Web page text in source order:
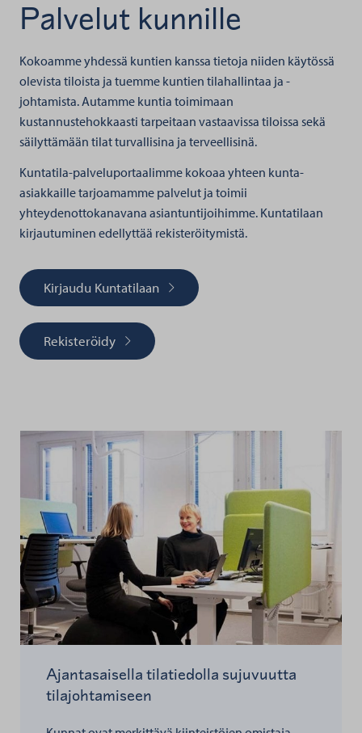
Palvelut kunnille
Kokoamme yhdessä kuntien kanssa tietoja niiden käytössä
olevista tiloista ja tuemme kuntien tilahallintaa ja -
johtamista. Autamme kuntia toimimaan
kustannustehokkaasti tarpeitaan vastaavissa tiloissa sekä
säilyttämään tilat turvallisina ja terveellisinä.
Kuntatila-palveluportaalimme kokoaa yhteen kunta-
asiakkaille tarjoamamme palvelut ja toimii
yhteydenottokanavana asiantuntijoihimme. Kuntatilaan
kirjautuminen edellyttää rekisteröitymistä.
Kirjaudu Kuntatilaan
Rekisteröidy
Ajantasaisella tilatiedolla sujuvuutta
tilajohtamiseen